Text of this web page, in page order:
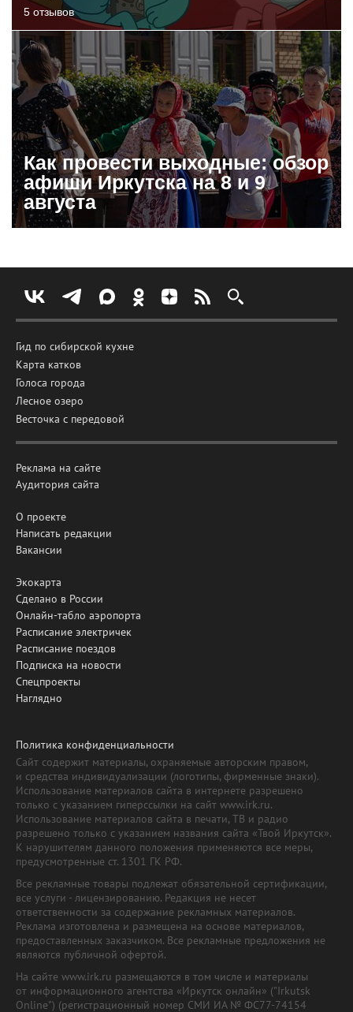
5 отзывов
Как провести выходные: обзор
афиши Иркутска на 8 и 9
августа
Гид по сибирской кухне
Карта катков
Голоса города
Лесное озеро
Весточка с передовой
Реклама на сайте
Аудитория сайта
О проекте
Написать редакции
Вакансии
Экокарта
Сделано в России
Онлайн-табло аэропорта
Расписание электричек
Расписание поездов
Подписка на новости
Спецпроекты
Наглядно
Политика конфиденциальности
Сайт содержит материалы, охраняемые авторским правом,
и средства индивидуализации (логотипы, фирменные знаки).
Использование материалов сайта в интернете разрешено
только с указанием гиперссылки на сайт www.irk.ru.
Использование материалов сайта в печати, ТВ и радио
разрешено только с указанием названия сайта «Твой Иркутск».
К нарушителям данного положения применяются все меры,
предусмотренные ст. 1301 ГК РФ.
Все рекламные товары подлежат обязательной сертификации,
все услуги - лицензированию. Редакция не несет
ответственности за содержание рекламных материалов.
Реклама изготовлена и размещена на основе материалов,
предоставленных заказчиком. Все рекламные предложения не
являются публичной офертой.
На сайте www.irk.ru размещаются в том числе и материалы
от информационного агентства «Иркутск онлайн» ("Irkutsk
Online") (регистрационный номер СМИ ИА № ФС77-74154